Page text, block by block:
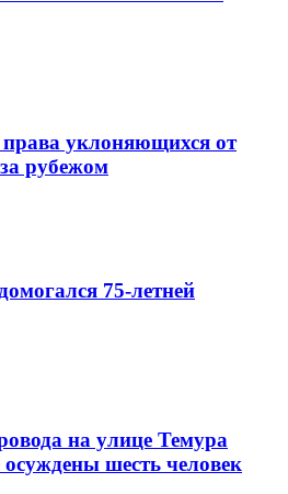
уклоняющихся от
рубежом
75-летней
на улице Темура
шесть человек